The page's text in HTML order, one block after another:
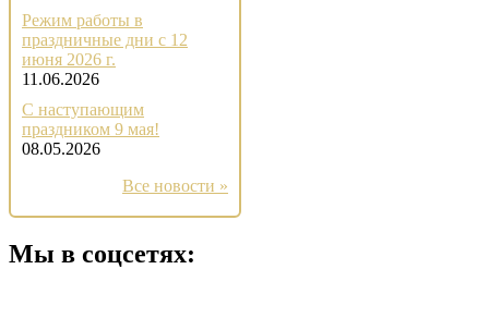
Режим работы в
праздничные дни с 12
июня 2026 г.
11.06.2026
С наступающим
праздником 9 мая!
08.05.2026
Все новости »
Мы в соцсетях: